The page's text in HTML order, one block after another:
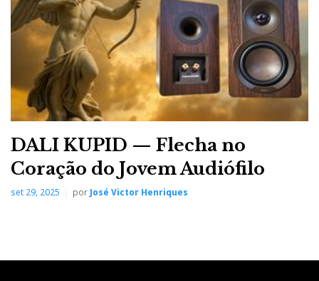
DALI KUPID — Flecha no
Coração do Jovem Audiófilo
set 29, 2025 porJosé Victor Henriques